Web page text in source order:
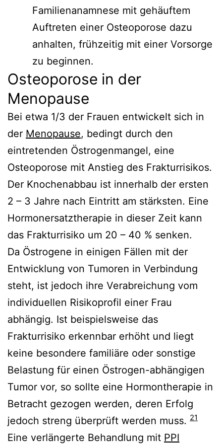
Familienanamnese mit gehäuftem
Auftreten einer Osteoporose dazu
anhalten, frühzeitig mit einer Vorsorge
zu beginnen.
Osteoporose in der
Menopause
Bei etwa 1/3 der Frauen entwickelt sich in
der Menopause, bedingt durch den
eintretenden Östrogenmangel, eine
Osteoporose mit Anstieg des Frakturrisikos.
Der Knochenabbau ist innerhalb der ersten
2 – 3 Jahre nach Eintritt am stärksten. Eine
Hormonersatztherapie in dieser Zeit kann
das Frakturrisiko um 20 – 40 % senken.
Da Östrogene in einigen Fällen mit der
Entwicklung von Tumoren in Verbindung
steht, ist jedoch ihre Verabreichung vom
individuellen Risikoprofil einer Frau
abhängig. Ist beispielsweise das
Frakturrisiko erkennbar erhöht und liegt
keine besondere familiäre oder sonstige
Belastung für einen Östrogen-abhängigen
Tumor vor, so sollte eine Hormontherapie in
Betracht gezogen werden, deren Erfolg
jedoch streng überprüft werden muss. 21
Eine verlängerte Behandlung mit PPI